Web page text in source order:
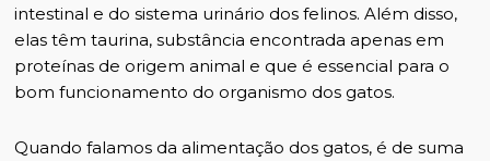
intestinal e do sistema urinário dos felinos. Além disso,
elas têm taurina, substância encontrada apenas em
proteínas de origem animal e que é essencial para o
bom funcionamento do organismo dos gatos.
Quando falamos da alimentação dos gatos, é de suma